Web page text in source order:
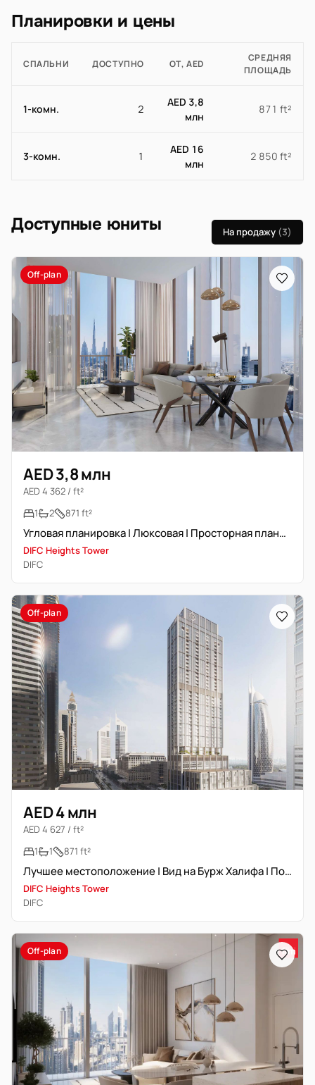
Планировки и цены
СПАЛЬНИ ДОСТУПНО ОТ, AED
СРЕДНЯЯ
ПЛОЩАДЬ
1-комн. 2
AED 3,8
млн
871 ft²
3-комн. 1
AED 16
млн
2 850 ft²
Доступные юниты На продажу (3)
Off-plan
AED 3,8 млн
AED 4 362 / ft²
1
2 871 ft²
Угловая планировка | Люксовая | Просторная планировка | Новостройка
DIFC Heights Tower
DIFC
Off-plan
AED 4 млн
AED 4 627 / ft²
1
1 871 ft²
Лучшее местоположение | Вид на Бурж Халифа | Подлинная перепродажа
DIFC Heights Tower
DIFC
Off-plan